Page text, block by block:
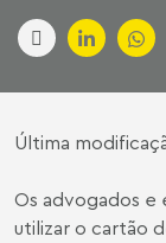
Última
Os advogados e
utilizar o cartão